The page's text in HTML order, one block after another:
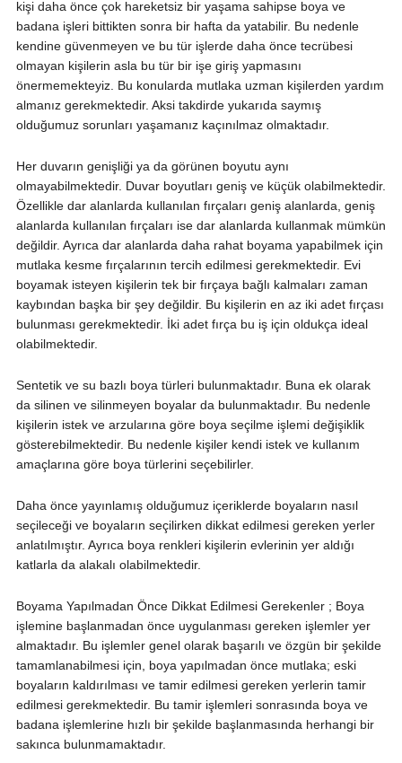
kişi daha önce çok hareketsiz bir yaşama sahipse boya ve
badana işleri bittikten sonra bir hafta da yatabilir. Bu nedenle
kendine güvenmeyen ve bu tür işlerde daha önce tecrübesi
olmayan kişilerin asla bu tür bir işe giriş yapmasını
önermemekteyiz. Bu konularda mutlaka uzman kişilerden yardım
almanız gerekmektedir. Aksi takdirde yukarıda saymış
olduğumuz sorunları yaşamanız kaçınılmaz olmaktadır.
Her duvarın genişliği ya da görünen boyutu aynı
olmayabilmektedir. Duvar boyutları geniş ve küçük olabilmektedir.
Özellikle dar alanlarda kullanılan fırçaları geniş alanlarda, geniş
alanlarda kullanılan fırçaları ise dar alanlarda kullanmak mümkün
değildir. Ayrıca dar alanlarda daha rahat boyama yapabilmek için
mutlaka kesme fırçalarının tercih edilmesi gerekmektedir. Evi
boyamak isteyen kişilerin tek bir fırçaya bağlı kalmaları zaman
kaybından başka bir şey değildir. Bu kişilerin en az iki adet fırçası
bulunması gerekmektedir. İki adet fırça bu iş için oldukça ideal
olabilmektedir.
Sentetik ve su bazlı boya türleri bulunmaktadır. Buna ek olarak
da silinen ve silinmeyen boyalar da bulunmaktadır. Bu nedenle
kişilerin istek ve arzularına göre boya seçilme işlemi değişiklik
gösterebilmektedir. Bu nedenle kişiler kendi istek ve kullanım
amaçlarına göre boya türlerini seçebilirler.
Daha önce yayınlamış olduğumuz içeriklerde boyaların nasıl
seçileceği ve boyaların seçilirken dikkat edilmesi gereken yerler
anlatılmıştır. Ayrıca boya renkleri kişilerin evlerinin yer aldığı
katlarla da alakalı olabilmektedir.
Boyama Yapılmadan Önce Dikkat Edilmesi Gerekenler ; Boya
işlemine başlanmadan önce uygulanması gereken işlemler yer
almaktadır. Bu işlemler genel olarak başarılı ve özgün bir şekilde
tamamlanabilmesi için, boya yapılmadan önce mutlaka; eski
boyaların kaldırılması ve tamir edilmesi gereken yerlerin tamir
edilmesi gerekmektedir. Bu tamir işlemleri sonrasında boya ve
badana işlemlerine hızlı bir şekilde başlanmasında herhangi bir
sakınca bulunmamaktadır.